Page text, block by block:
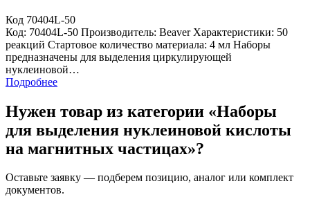
Код 70404L-50
Код: 70404L-50 Производитель: Beaver Характеристики: 50
реакций Стартовое количество материала: 4 мл Наборы
предназначены для выделения циркулирующей
нуклеиновой…
Подробнее
Нужен товар из категории «Наборы
для выделения нуклеиновой кислоты
на магнитных частицах»?
Оставьте заявку — подберем позицию, аналог или комплект
документов.